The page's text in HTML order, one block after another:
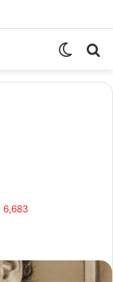
Switch
6,683